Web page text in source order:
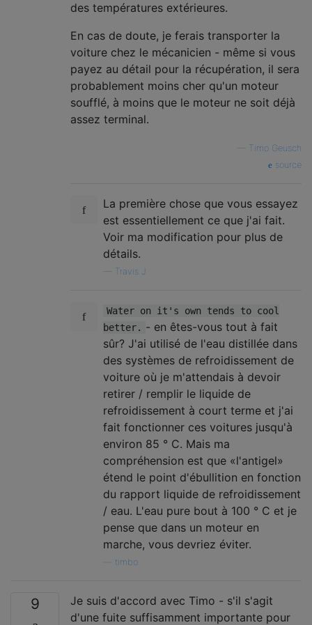
des températures extérieures.
En cas de doute, je ferais transporter la
voiture chez le mécanicien - même si vous
payez au détail pour la récupération, il sera
probablement moins cher qu'un moteur
soufflé, à moins que le moteur ne soit déjà
assez terminal.
Timo Geusch
source
La première chose que vous essayez
est essentiellement ce que j'ai fait.
Voir ma modification pour plus de
détails.
Travis J
Water on it's own tends to cool
better. - en êtes-vous tout à fait
sûr? J'ai utilisé de l'eau distillée dans
des systèmes de refroidissement de
voiture où je m'attendais à devoir
retirer / remplir le liquide de
refroidissement à court terme et j'ai
fait fonctionner ces voitures jusqu'à
environ 85 ° C. Mais ma
compréhension est que «l'antigel»
étend le point d'ébullition en fonction
du rapport liquide de refroidissement
/ eau. L'eau pure bout à 100 ° C et je
pense que dans un moteur en
marche, vous devriez éviter.
timbo
9
Je suis d'accord avec Timo - s'il s'agit
d'une fuite suffisamment importante pour